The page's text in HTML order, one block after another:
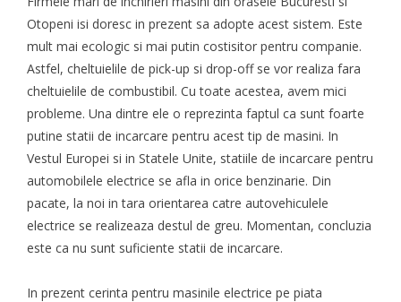
Otopeni isi doresc in prezent sa adopte acest sistem. Este
mult mai ecologic si mai putin costisitor pentru companie.
Astfel, cheltuielile de pick-up si drop-off se vor realiza fara
cheltuielile de combustibil. Cu toate acestea, avem mici
probleme. Una dintre ele o reprezinta faptul ca sunt foarte
putine statii de incarcare pentru acest tip de masini. In
Vestul Europei si in Statele Unite, statiile de incarcare pentru
automobilele electrice se afla in orice benzinarie. Din
pacate, la noi in tara orientarea catre autovehiculele
electrice se realizeaza destul de greu. Momentan, concluzia
este ca nu sunt suficiente statii de incarcare.
In prezent cerinta pentru masinile electrice pe piata